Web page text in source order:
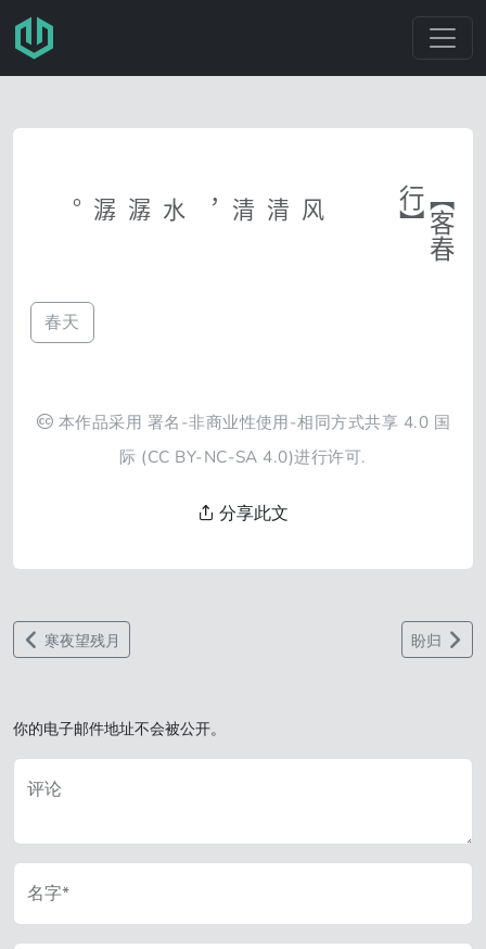
跳转至主要内容
客
春
行
风清清，水潺潺。
春天
本作品采用 署名-非商业性使用-相同方式共享 4.0 国
际 (CC BY-NC-SA 4.0)进行许可.
分享此文
寒夜望残月 盼归
你的电子邮件地址不会被公开。
评论
名字*